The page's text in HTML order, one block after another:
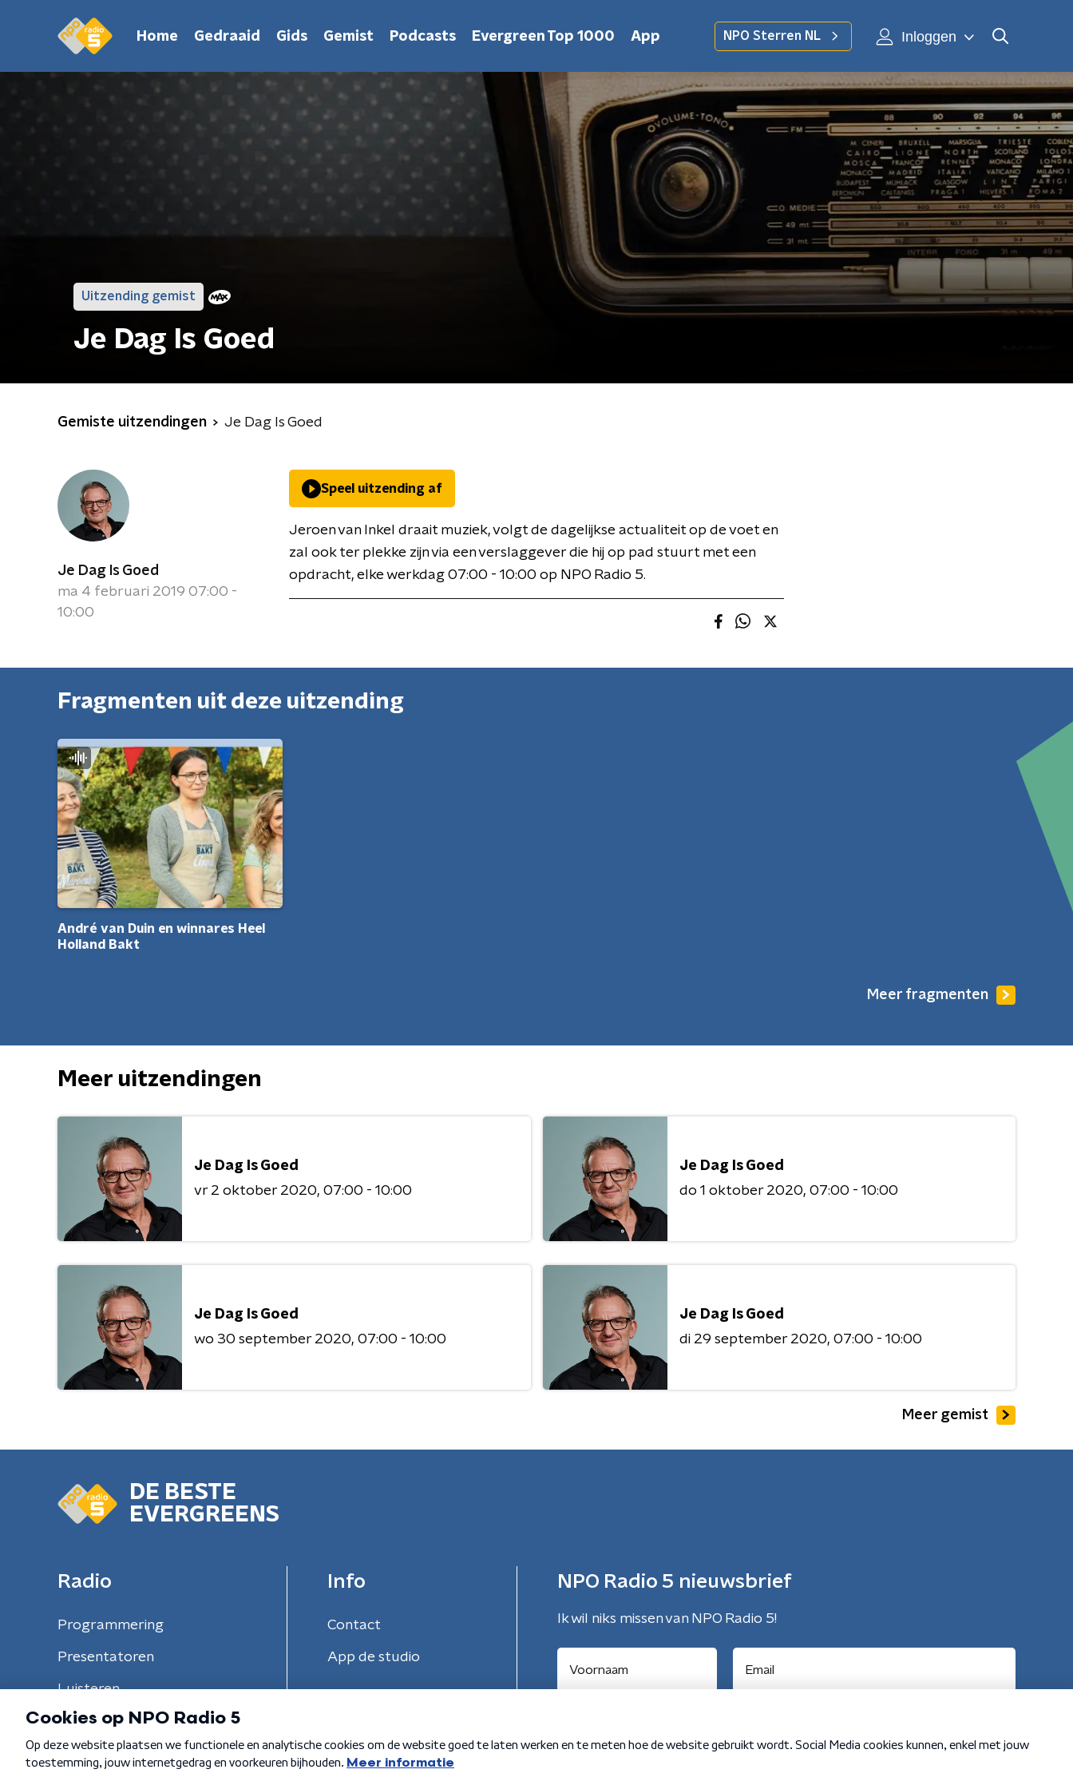
Home Gedraaid Gids Gemist Podcasts Evergreen Top 1000 App NPO Sterren NL Inloggen
Uitzending gemist
Je Dag Is Goed
Gemiste uitzendingen Je Dag Is Goed
Je Dag Is Goed
ma 4 februari 2019 07:00 -
10:00
Speel uitzending af
Jeroen van Inkel draait muziek, volgt de dagelijkse actualiteit op de voet en
zal ook ter plekke zijn via een verslaggever die hij op pad stuurt met een
opdracht, elke werkdag 07:00 - 10:00 op NPO Radio 5.
Fragmenten uit deze uitzending
André van Duin en winnares Heel
Holland Bakt
Meer fragmenten
Meer uitzendingen
Je Dag Is Goed
vr 2 oktober 2020 07:00 - 10:00
Je Dag Is Goed
do 1 oktober 2020 07:00 - 10:00
Je Dag Is Goed
wo 30 september 2020 07:00 - 10:00
Je Dag Is Goed
di 29 september 2020 07:00 - 10:00
Meer gemist
DE BESTE
EVERGREENS
Radio
Programmering
Presentatoren
Luisteren
Info
Contact
App de studio
NPO Radio 5 nieuwsbrief
Ik wil niks missen van NPO Radio 5!
Algemene voorwaarden Privacybeleid